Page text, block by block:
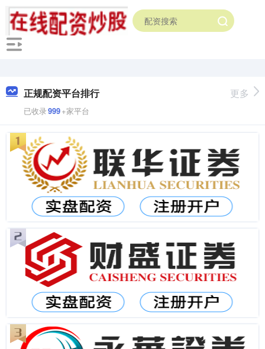
正规配资平台排行
已收录999+家平台
更多